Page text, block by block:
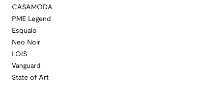
CASAMODA
PME Legend
Esqualo
Neo Noir
LOIS
Vanguard
State of Art